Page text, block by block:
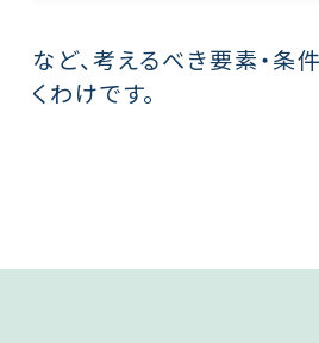
など、考えるべき要素・条
くわけです。